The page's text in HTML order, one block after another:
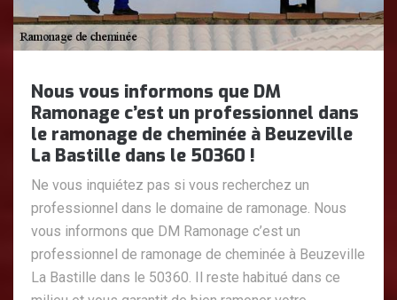
Nous vous informons que DM
Ramonage c’est un professionnel dans
le ramonage de cheminée à Beuzeville
La Bastille dans le 50360 !
Ne vous inquiétez pas si vous recherchez un
professionnel dans le domaine de ramonage. Nous
vous informons que DM Ramonage c’est un
professionnel de ramonage de cheminée à Beuzeville
La Bastille dans le 50360. Il reste habitué dans ce